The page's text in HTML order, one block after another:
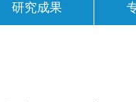
研究成果